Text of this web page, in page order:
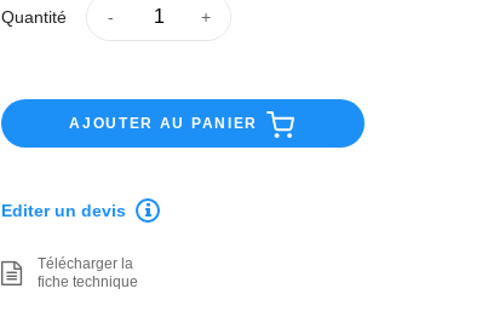
Quantité
AJOUTER AU PANIER
Editer un devis
Télécharger la
fiche technique